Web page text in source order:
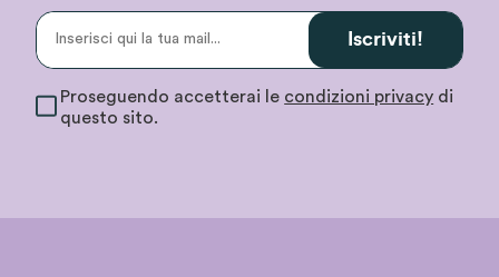
Iscriviti!
Proseguendo accetterai le condizioni privacy di
questo sito.